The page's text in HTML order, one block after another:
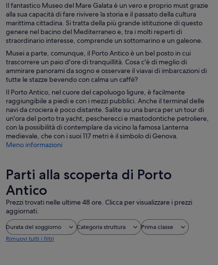
Il fantastico Museo del Mare Galata è un vero e proprio must grazie
alla sua capacità di fare rivivere la storia e il passato della cultura
marittima cittadina. Si tratta della più grande istituzione di questo
genere nel bacino del Mediterraneo e, tra i molti reperti di
straordinario interesse, comprende un sottomarino e un galeone.
Musei a parte, comunque, il Porto Antico è un bel posto in cui
trascorrere un paio d'ore di tranquillità. Cosa c'è di meglio di
ammirare panorami da sogno e osservare il viavai di imbarcazioni di
tutte le stazze bevendo con calma un caffè?
Il Porto Antico, nel cuore del capoluogo ligure, è facilmente
raggiungibile a piedi e con i mezzi pubblici. Anche il terminal delle
navi da crociera è poco distante. Salite su una barca per un tour di
un'ora del porto tra yacht, pescherecci e mastodontiche petroliere,
con la possibilità di contemplare da vicino la famosa Lanterna
medievale, che con i suoi 117 metri è il simbolo di Genova.
Meno informazioni
Parti alla scoperta di Porto
Antico
Prezzi trovati nelle ultime 48 ore. Clicca per visualizzare i prezzi
aggiornati.
Durata del soggiorno Categoria struttura
Prima classe
Rimuovi tutti i filtri